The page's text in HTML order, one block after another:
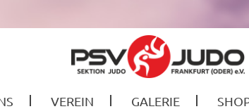
VEREIN GALERIE